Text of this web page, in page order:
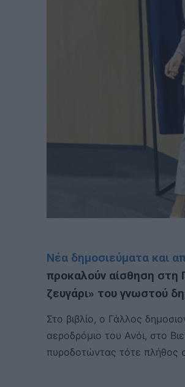
Νέα δημοσιεύματα και
προκαλούν αίσθηση στη
ζευγάρι» του γνωστού
Στο βιβλίο, ο Γάλλος
αεροδρόμιο του Ανόι, στο
πυροδοτώντας τότε πλήθος